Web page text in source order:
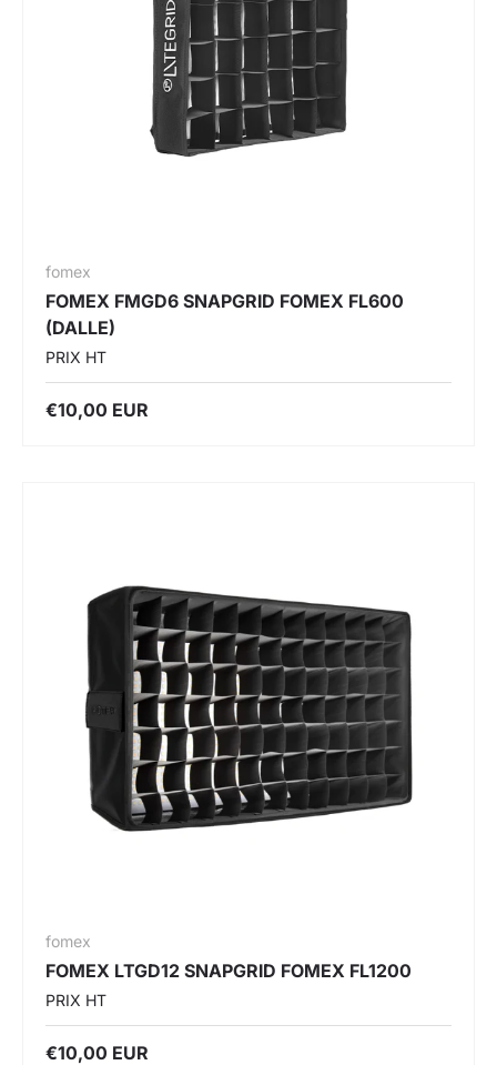
fomex
FOMEX FMGD6 SNAPGRID FOMEX FL600
(DALLE)
PRIX HT
€10,00 EUR
fomex
FOMEX LTGD12 SNAPGRID FOMEX FL1200
PRIX HT
€10,00 EUR